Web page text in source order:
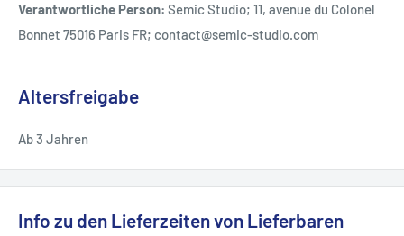
Verantwortliche Person: Semic Studio; 11, avenue du Colonel
Bonnet 75016 Paris FR; contact@semic-studio.com
Altersfreigabe
Ab 3 Jahren
Info zu den Lieferzeiten von Lieferbaren